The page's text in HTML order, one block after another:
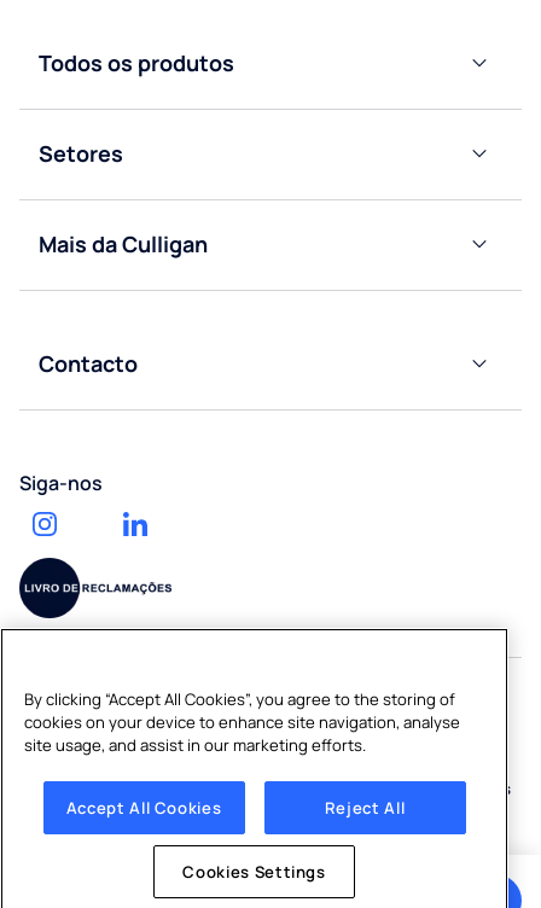
Todos os produtos
Dispensadores
garrafão
Máquina
de água
ligada a
rede
de
entrega
de água
Setores
Residencial
Escritório
Mais da Culligan
Descobrir
Calculadora
de impacto
Trabalhe
connosco
Contacto
Contacte-
Pedir um
orçamento
Siga-nos
Copyright © 2026 CULLIGAN PORTUGAL S.A.
Sitemap|Política de Privacidade|Política de Cookies|Cookies
By clicking “Accept All Cookies”, you agree to the storing of
cookies on your device to enhance site navigation, analyse
site usage, and assist in our marketing efforts.
Accept All Cookies Reject All
Cookies Settings
Obter um orçamento